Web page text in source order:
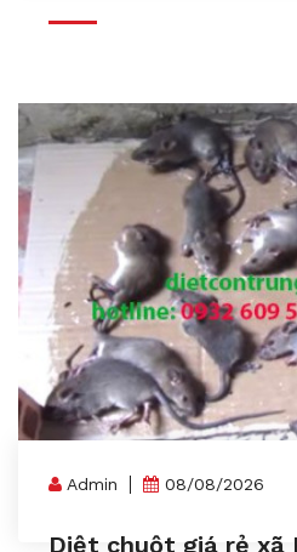
Admin 08/08/2026
Diệt chuột giá rẻ xã